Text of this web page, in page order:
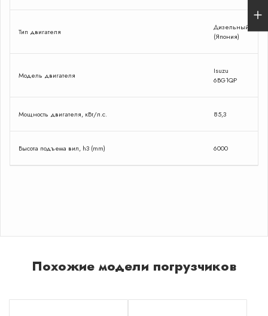
Тип двигателя
Дизельный
(Япония)
Модель двигателя
Isuzu
6BG1QP
Мощность двигателя, кВт/л.с. 85,3
Высота подъема вил, h3 (mm) 6000
Похожие модели погрузчиков